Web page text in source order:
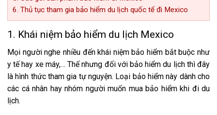
6. Thủ tục tham gia bảo hiểm du lịch quốc tế đi Mexico
1. Khái niệm bảo hiểm du lịch Mexico
Mọi người nghe nhiều đến khái niệm bảo hiểm bắt buộc như
y tế hay xe máy,… Thế nhưng đối với bảo hiểm du lịch thì đây
là hình thức tham gia tự nguyện. Loại bảo hiểm này dành cho
các cá nhân hay nhóm người muốn mua bảo hiểm khi đi du
lịch.